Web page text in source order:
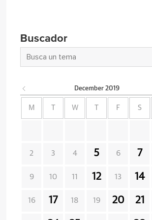
Buscador
December 2019
M W F S
2 3 4 5 6 7
9 10 11 12 13 14
16 17 18 19 20 21